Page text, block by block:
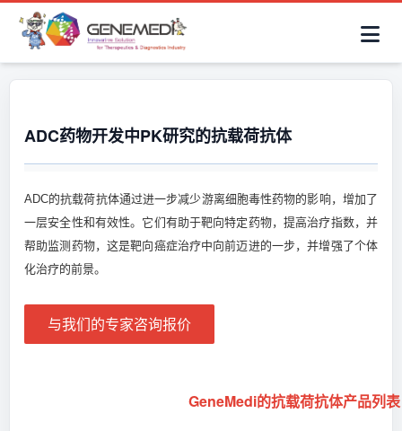
ADC药物开发中PK研究的抗载荷抗体
ADC的抗载荷抗体通过进一步减少游离细胞毒性药物的影响，增加了
一层安全性和有效性。它们有助于靶向特定药物，提高治疗指数，并
帮助监测药物，这是靶向癌症治疗中向前迈进的一步，并增强了个体
化治疗的前景。
与我们的专家咨询报价
GeneMedi的抗载荷抗体产品列表